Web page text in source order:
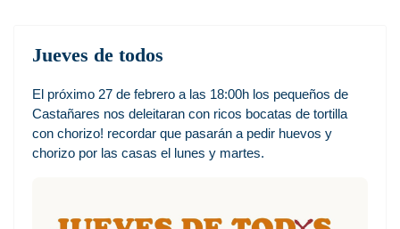
Jueves de todos
El próximo 27 de febrero a las 18:00h los pequeños de
Castañares nos deleitaran con ricos bocatas de tortilla
con chorizo! recordar que pasarán a pedir huevos y
chorizo por las casas el lunes y martes.